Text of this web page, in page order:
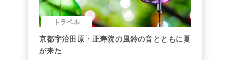
トラベル
京都宇治田原・正寿院の風鈴の音とともに夏
が来た